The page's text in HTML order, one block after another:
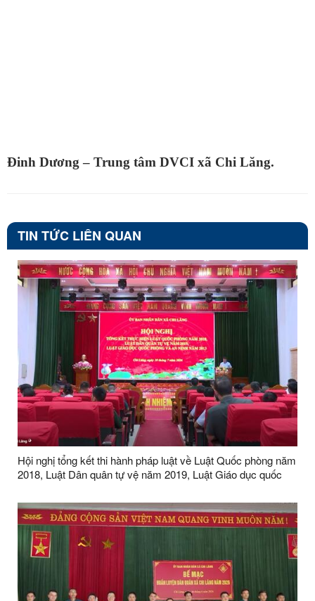
Đinh Dương – Trung tâm DVCI xã Chi Lăng.
TIN TỨC LIÊN QUAN
Hội nghị tổng kết thi hành pháp luật về Luật Quốc phòng năm
2018, Luật Dân quân tự vệ năm 2019, Luật Giáo dục quốc